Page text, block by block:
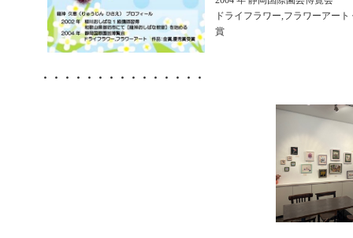
ドライフラワー,フラワーアー
賞
・・・・・・・・・・・・・・・